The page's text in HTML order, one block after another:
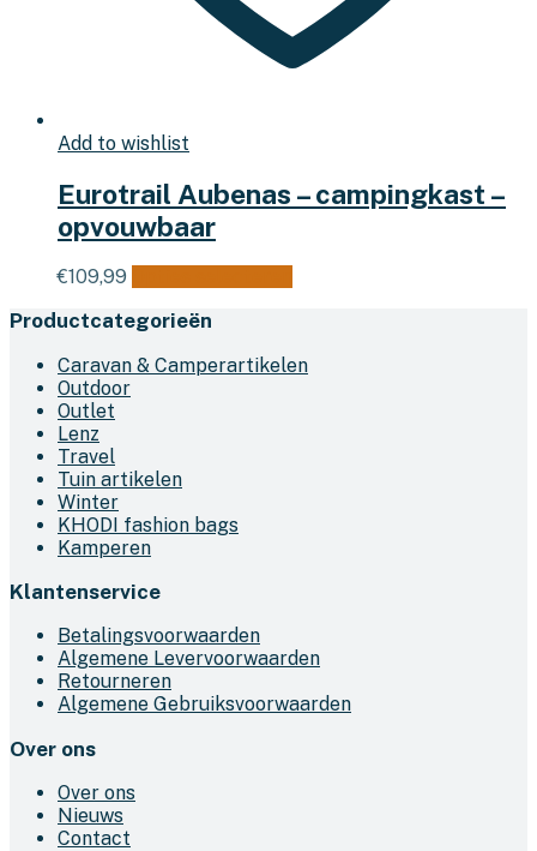
Add to wishlist
Eurotrail Aubenas – campingkast –
opvouwbaar
€109,99
variaties.
Productcategorieën
Caravan & Camperartikelen
Outdoor
Outlet
Lenz
Travel
Tuin artikelen
Winter
KHODI fashion bags
Kamperen
Klantenservice
Betalingsvoorwaarden
Algemene Levervoorwaarden
Retourneren
Algemene Gebruiksvoorwaarden
Over ons
Over ons
Nieuws
Contact